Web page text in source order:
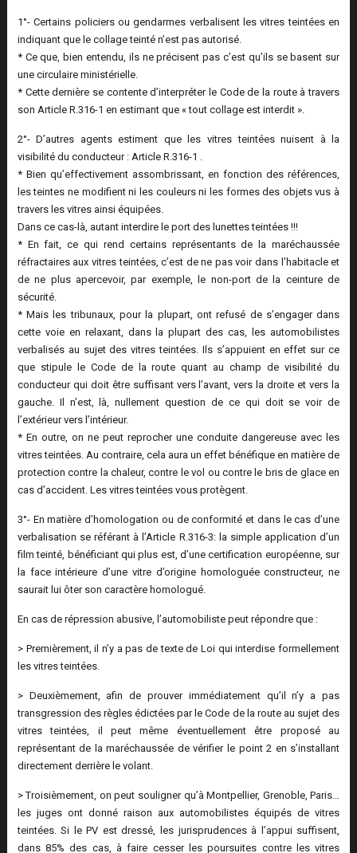
1°- Certains policiers ou gendarmes verbalisent les vitres teintées en
indiquant que le collage teinté n’est pas autorisé.
* Ce que, bien entendu, ils ne précisent pas c’est qu’ils se basent sur
une circulaire ministérielle.
* Cette dernière se contente d’interpréter le Code de la route à travers
son Article R.316-1 en estimant que « tout collage est interdit ».
2°- D’autres agents estiment que les vitres teintées nuisent à la
visibilité du conducteur : Article R.316-1 .
* Bien qu’effectivement assombrissant, en fonction des références,
les teintes ne modifient ni les couleurs ni les formes des objets vus à
travers les vitres ainsi équipées.
Dans ce cas-là, autant interdire le port des lunettes teintées !!!
* En fait, ce qui rend certains représentants de la maréchaussée
réfractaires aux vitres teintées, c’est de ne pas voir dans l’habitacle et
de ne plus apercevoir, par exemple, le non-port de la ceinture de
sécurité.
* Mais les tribunaux, pour la plupart, ont refusé de s’engager dans
cette voie en relaxant, dans la plupart des cas, les automobilistes
verbalisés au sujet des vitres teintées. Ils s’appuient en effet sur ce
que stipule le Code de la route quant au champ de visibilité du
conducteur qui doit être suffisant vers l’avant, vers la droite et vers la
gauche. Il n’est, là, nullement question de ce qui doit se voir de
l’extérieur vers l’intérieur.
* En outre, on ne peut reprocher une conduite dangereuse avec les
vitres teintées. Au contraire, cela aura un effet bénéfique en matière de
protection contre la chaleur, contre le vol ou contre le bris de glace en
cas d’accident. Les vitres teintées vous protègent.
3°- En matière d’homologation ou de conformité et dans le cas d’une
verbalisation se référant à l’Article R.316-3: la simple application d’un
film teinté, bénéficiant qui plus est, d’une certification européenne, sur
la face intérieure d’une vitre d’origine homologuée constructeur, ne
saurait lui ôter son caractère homologué.
En cas de répression abusive, l’automobiliste peut répondre que :
> Premièrement, il n’y a pas de texte de Loi qui interdise formellement
les vitres teintées.
> Deuxièmement, afin de prouver immédiatement qu’il n’y a pas
transgression des règles édictées par le Code de la route au sujet des
vitres teintées, il peut même éventuellement être proposé au
représentant de la maréchaussée de vérifier le point 2 en s’installant
directement derrière le volant.
> Troisièmement, on peut souligner qu’à Montpellier, Grenoble, Paris…
les juges ont donné raison aux automobilistes équipés de vitres
teintées. Si le PV est dressé, les jurisprudences à l’appui suffisent,
dans 85% des cas, à faire cesser les poursuites contre les vitres